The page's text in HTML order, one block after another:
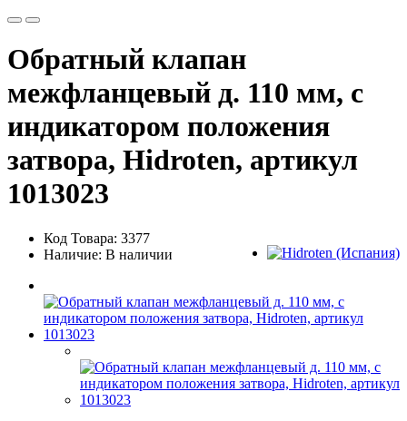
Обратный клапан
межфланцевый д. 110 мм, с
индикатором положения
затвора, Hidroten, артикул
1013023
Код Товара: 3377
Наличие: В наличии